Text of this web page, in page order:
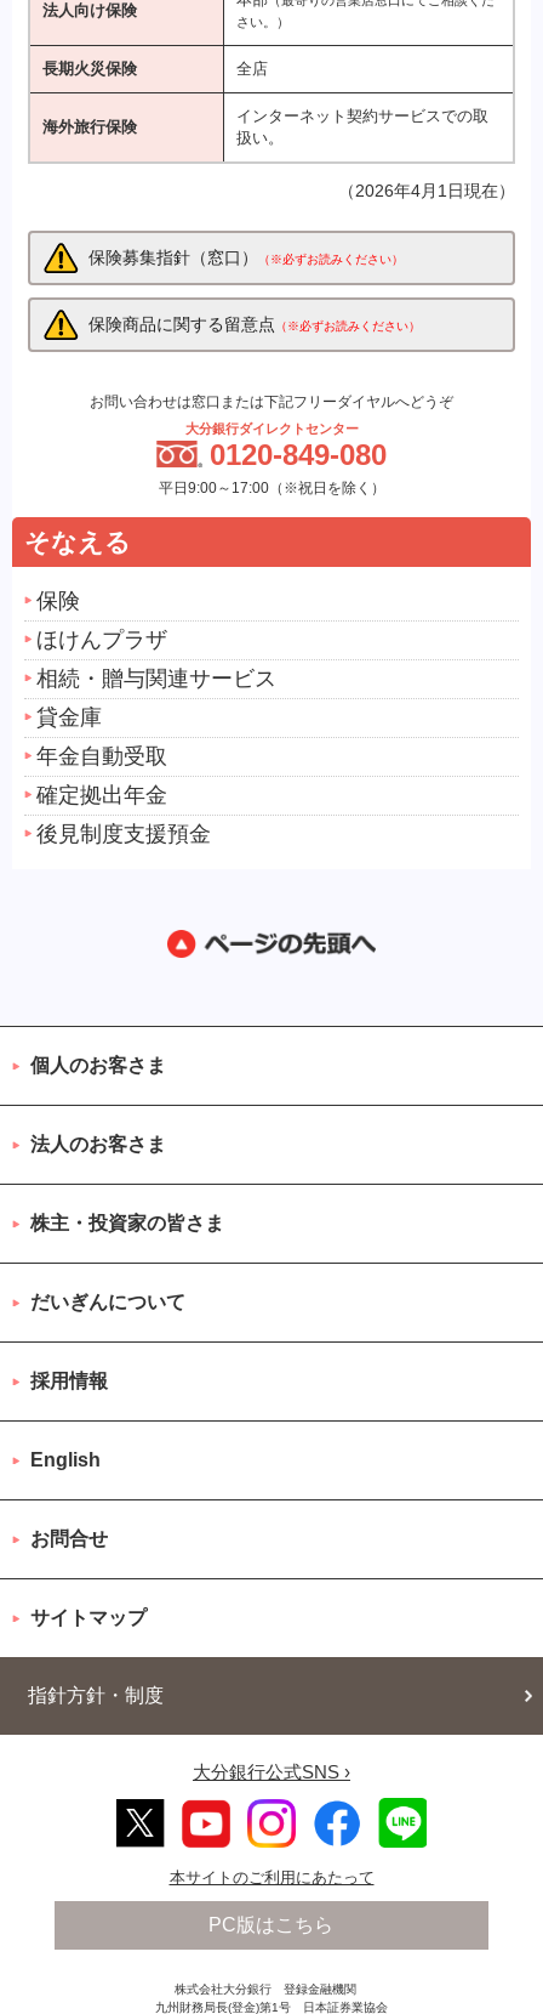
法人向け保険
さい。）
長期火災保険 全店
海外旅行保険
インターネット契約サービスでの取
扱い。
（2026年4月1日現在）
保険募集指針（窓口） （※必ずお読みください）
保険商品に関する留意点 （※必ずお読みください）
お問い合わせは窓口または下記フリーダイヤルへどうぞ
大分銀行ダイレクトセンター
0120-849-080
平日9:00～17:00（※祝日を除く）
そなえる
保険
ほけんプラザ
相続・贈与関連サービス
貸金庫
年金自動受取
確定拠出年金
後見制度支援預金
個人のお客さま
法人のお客さま
株主・投資家の皆さま
だいぎんについて
採用情報
English
お問合せ
サイトマップ
指針方針・制度
大分銀行公式SNS ›
本サイトのご利用にあたって
PC版はこちら
株式会社大分銀行 登録金融機関
九州財務局長(登金)第1号 日本証券業協会